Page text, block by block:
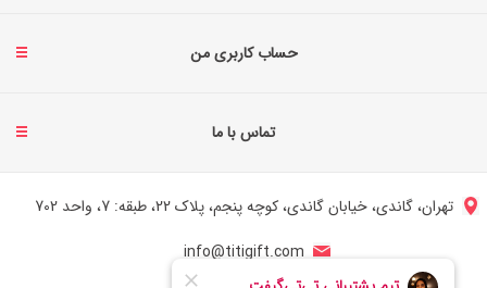
حساب کاربری من
تماس با ما
تهران، گاندی، خیابان گاندی، کوچه پنجم، پلاک 22، طبقه: 7، واحد 702
info@titigift.com